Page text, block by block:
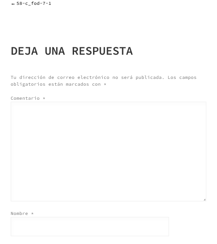
NAVEGACIÓN
ENTRADAS
58-c_fod-7-1
DEJA UNA RESPUESTA
Tu dirección de correo electrónico no será publicada.
Los campos
obligatorios están marcados con *
Comentario *
Nombre *